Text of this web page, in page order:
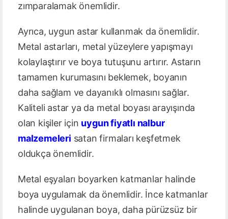
zımparalamak önemlidir.
Ayrıca, uygun astar kullanmak da önemlidir.
Metal astarları, metal yüzeylere yapışmayı
kolaylaştırır ve boya tutuşunu artırır. Astarın
tamamen kurumasını beklemek, boyanın
daha sağlam ve dayanıklı olmasını sağlar.
Kaliteli astar ya da metal boyası arayışında
olan kişiler için uygun fiyatlı nalbur
malzemeleri satan firmaları keşfetmek
oldukça önemlidir.
Metal eşyaları boyarken katmanlar halinde
boya uygulamak da önemlidir. İnce katmanlar
halinde uygulanan boya, daha pürüzsüz bir